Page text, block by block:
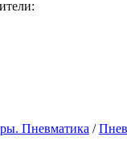
Пневматика /